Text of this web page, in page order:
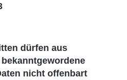
dürfen aus
nicht offenbart